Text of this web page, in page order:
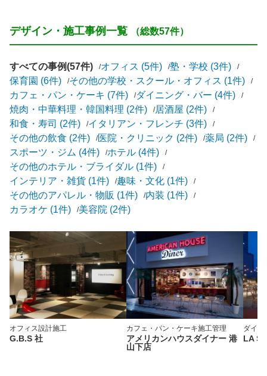
デザイン・施工事例一覧 （総数57件）
すべての事例(57件) オフィス (5件)
塾・学校 (3件)
保育園 (6件)
その他の学校・スクール・オフィス (1件)
カフェ・パン・ケーキ (7件)
ダイニング・バー (4件)
焼肉・中華料理・韓国料理 (2件)
居酒屋 (2件)
和食・寿司 (2件)
イタリアン・フレンチ (3件)
その他の飲食 (2件)
医院・クリニック (2件)
薬局 (2件)
スポーツ・ジム (4件)
ホテル (4件)
その他のホテル・ブライダル (1件)
インテリア・雑貨 (1件)
趣味・文化 (1件)
その他のアパレル・物販 (1件)
内装 (1件)
カラオケ (1件)
美容院 (2件)
オフィス設計施工
G.B.S 社
カフェ・パン・ケーキ施工管理
アメリカンハウスダイナー 港
山下店
ダイニ
LA